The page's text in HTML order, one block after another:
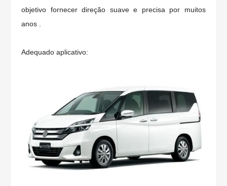
objetivo fornecer direção suave e precisa por muitos
anos .
Adequado aplicativo: